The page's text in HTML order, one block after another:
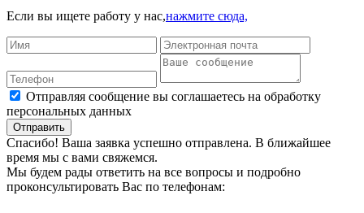
Если вы ищете работу у нас,нажмите сюда,
Отправляя сообщение вы соглашаетесь на обработку
персональных данных
Отправить
Спасибо! Ваша заявка успешно отправлена. В ближайшее
время мы с вами свяжемся.
Мы будем рады ответить на все вопросы и подробно
проконсультировать Вас по телефонам: